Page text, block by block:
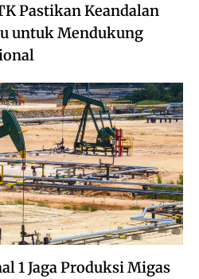
Pastikan Keandalan
untuk Mendukung
1 Jaga Produksi Migas